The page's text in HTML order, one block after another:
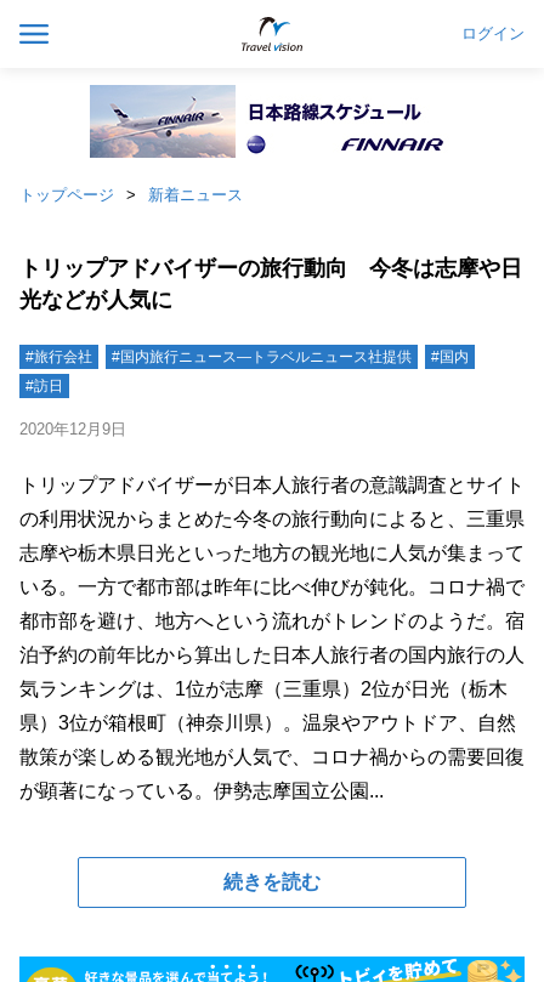
ログイン
トップページ 新着ニュース
トリップアドバイザーの旅行動向 今冬は志摩や日
光などが人気に
#旅行会社 #国内旅行ニュース―トラベルニュース社提供
#国内
#訪日
2020年12月9日
トリップアドバイザーが日本人旅行者の意識調査とサイト
の利用状況からまとめた今冬の旅行動向によると、三重県
志摩や栃木県日光といった地方の観光地に人気が集まって
いる。一方で都市部は昨年に比べ伸びが鈍化。コロナ禍で
都市部を避け、地方へという流れがトレンドのようだ。宿
泊予約の前年比から算出した日本人旅行者の国内旅行の人
気ランキングは、1位が志摩（三重県）2位が日光（栃木
県）3位が箱根町（神奈川県）。温泉やアウトドア、自然
散策が楽しめる観光地が人気で、コロナ禍からの需要回復
が顕著になっている。伊勢志摩国立公園...
続きを読む